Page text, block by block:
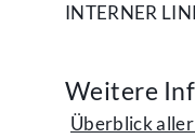
INTERNER
Weitere
Überblick